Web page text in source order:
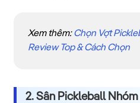
Xem thêm:Chọn Vợt
Review Top & Cách Chọn
2. Sân Pickleball Nhóm